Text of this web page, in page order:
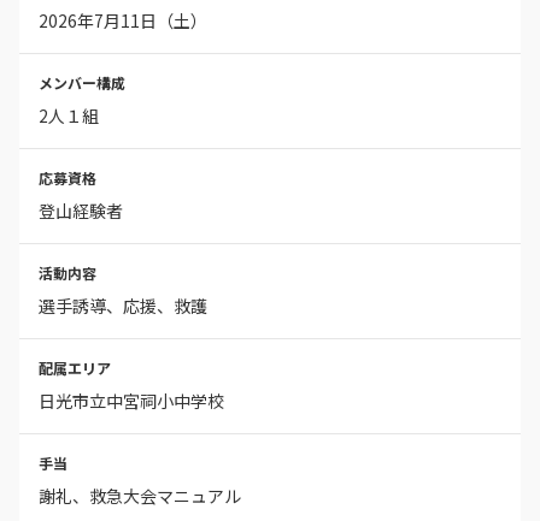
2026年7月11日（土）
メンバー構成
2人１組
応募資格
登山経験者
活動内容
選手誘導、応援、救護
配属エリア
日光市立中宮祠小中学校
手当
謝礼、救急大会マニュアル